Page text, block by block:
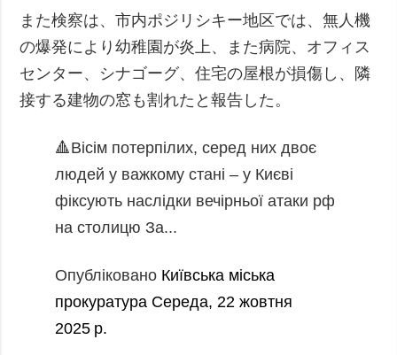
また検察は、市内ポジリシキー地区では、無人機
の爆発により幼稚園が炎上、また病院、オフィス
センター、シナゴーグ、住宅の屋根が損傷し、隣
接する建物の窓も割れたと報告した。
🔺Вісім потерпілих, серед них двоє
людей у важкому стані – у Києві
фіксують наслідки вечірньої атаки рф
на столицю За...
Опубліковано Київська міська
прокуратура Середа, 22 жовтня
2025 р.